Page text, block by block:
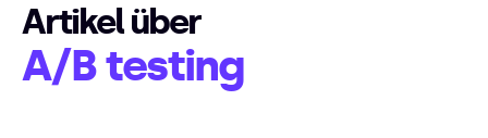
Artikel über
A/B testing